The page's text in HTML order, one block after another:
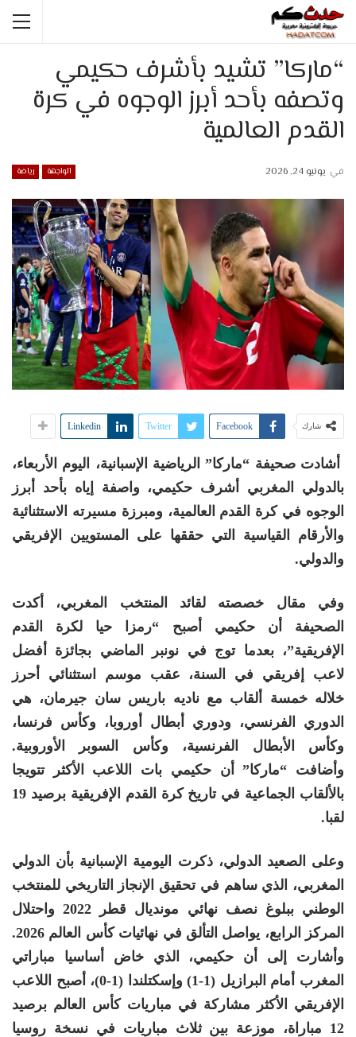
“ماركا” تشيد بأشرف حكيمي
وتصفه بأحد أبرز الوجوه في كرة
القدم العالمية
الواجهة رياضة في يونيو 24, 2026
شارك Facebook
Twitter
Linkedin
أشادت صحيفة “ماركا” الرياضية الإسبانية، اليوم الأربعاء،
بالدولي المغربي أشرف حكيمي، واصفة إياه بأحد أبرز
الوجوه في كرة القدم العالمية، ومبرزة مسيرته الاستثنائية
والأرقام القياسية التي حققها على المستويين الإفريقي
والدولي.
وفي مقال خصصته لقائد المنتخب المغربي، أكدت
الصحيفة أن حكيمي أصبح “رمزا حيا لكرة القدم
الإفريقية”، بعدما توج في نونبر الماضي بجائزة أفضل
لاعب إفريقي في السنة، عقب موسم استثنائي أحرز
خلاله خمسة ألقاب مع ناديه باريس سان جيرمان، هي
الدوري الفرنسي، ودوري أبطال أوروبا، وكأس فرنسا،
وكأس الأبطال الفرنسية، وكأس السوبر الأوروبية.
وأضافت “ماركا” أن حكيمي بات اللاعب الأكثر تتويجا
بالألقاب الجماعية في تاريخ كرة القدم الإفريقية برصيد 19
لقبا.
وعلى الصعيد الدولي، ذكرت اليومية الإسبانية بأن الدولي
المغربي، الذي ساهم في تحقيق الإنجاز التاريخي للمنتخب
الوطني ببلوغ نصف نهائي مونديال قطر 2022 واحتلال
المركز الرابع، يواصل التألق في نهائيات كأس العالم 2026.
وأشارت إلى أن حكيمي، الذي خاض أساسيا مباراتي
المغرب أمام البرازيل (1-1) وإسكتلندا (1-0)، أصبح اللاعب
الإفريقي الأكثر مشاركة في مباريات كأس العالم برصيد
12 مباراة، موزعة بين ثلاث مباريات في نسخة روسيا